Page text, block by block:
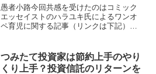
愚者小路今回共感を受けたのはコミック
エッセイストのハラユキ氏によるワンオ
ペ育児に関する記事（リンクは下記）。
賛同するところ大だなぁ」と思ったので
紹介がてら記事にします。...
つみたて投資家は節約上手のやり
くり上手？投資信託のリターンを